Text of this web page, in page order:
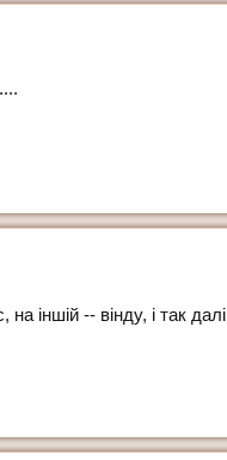
іншій -- вінду, і так далі